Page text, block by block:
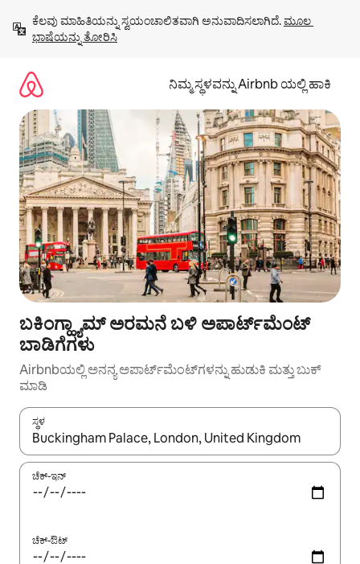
ಹೋಗಿ
ಕೆಲವು ಮಾಹಿತಿಯನ್ನು ಸ್ವಯಂಚಾಲಿತವಾಗಿ ಅನುವಾದಿಸಲಾಗಿದೆ. ಮೂಲ
ಭಾಷೆಯನ್ನು ತೋರಿಸಿ
ನಿಮ್ಮ ಸ್ಥಳವನ್ನು Airbnb ಯಲ್ಲಿ ಹಾಕಿ
ಬಕಿಂಗ್ಹ್ಯಾಮ್ ಅರಮನೆ ಬಳಿ ಅಪಾರ್ಟ್‌ಮೆಂಟ್
ಬಾಡಿಗೆಗಳು
Airbnbಯಲ್ಲಿ ಅನನ್ಯ ಅಪಾರ್ಟ್‌ಮೆಂಟ್‌ಗಳನ್ನು ಹುಡುಕಿ ಮತ್ತು ಬುಕ್
ಮಾಡಿ
ಸ್ಥಳ
ಫಲಿತಾಂಶಗಳು ಲಭ್ಯವಿರುವಾಗ, ಅಪ್ ಮತ್ತು ಡೌನ್ ಬಾಣದ ಕೀಲಿಗಳೊಂದಿಗೆ
ಚೆಕ್-ಇನ್
ಚೆಕ್-ಔಟ್